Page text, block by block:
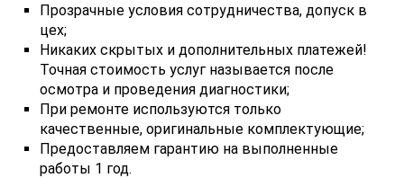
Прозрачные условия сотрудничества, допуск в
цех;
Никаких скрытых и дополнительных платежей!
Точная стоимость услуг называется после
осмотра и проведения диагностики;
При ремонте используются только
качественные, оригинальные комплектующие;
Предоставляем гарантию на выполненные
работы 1 год.